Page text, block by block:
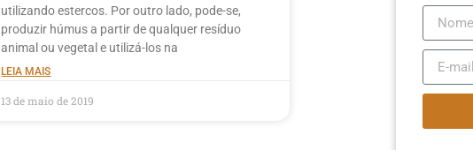
utilizando estercos. Por outro lado, pode-se,
produzir húmus a partir de qualquer resíduo
animal ou vegetal e utilizá-los na
LEIA MAIS
13 de maio de 2019